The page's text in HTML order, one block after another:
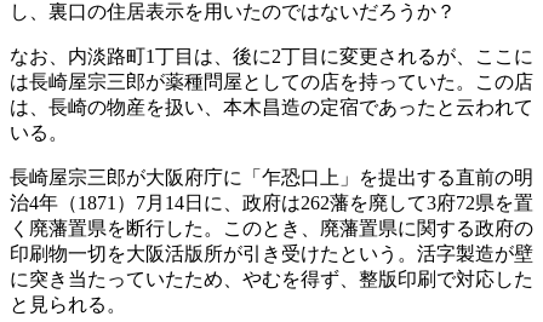
し、裏口の住居表示を用いたのではないだろうか？
なお、内淡路町1丁目は、後に2丁目に変更されるが、ここに
は長崎屋宗三郎が薬種問屋としての店を持っていた。この店
は、長崎の物産を扱い、本木昌造の定宿であったと云われて
いる。
長崎屋宗三郎が大阪府庁に「乍恐口上」を提出する直前の明
治4年（1871）7月14日に、政府は262藩を廃して3府72県を置
く廃藩置県を断行した。このとき、廃藩置県に関する政府の
印刷物一切を大阪活版所が引き受けたという。活字製造が壁
に突き当たっていたため、やむを得ず、整版印刷で対応した
と見られる。